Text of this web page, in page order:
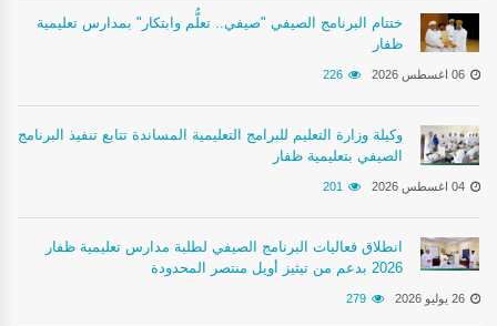
ختتام البرنامج الصيفي "صيفي.. تعلُّم وابتكار" بمدارس تعليمية
ظفار
06 اغسطس 2026 226
وكيلة وزارة التعليم للبرامج التعليمية المساندة تتابع تنفيذ البرنامج
الصيفي بتعليمية ظفار
04 اغسطس 2026 201
انطلاق فعاليات البرنامج الصيفي لطلبة مدارس تعليمية ظفار
2026 بدعم من تيثيز أويل منتصر المحدودة
26 يوليو 2026 279